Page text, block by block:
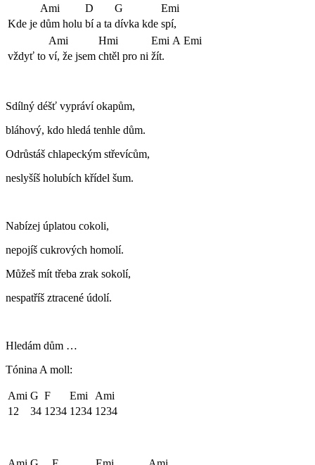
Ami
D G
Emi
Kde je dům holu bí a ta dívka kde spí,
Ami
Hmi Emi A Emi
vždyť to ví, že jsem chtěl pro ni žít.
Sdílný déšť vypráví okapům,
bláhový, kdo hledá tenhle dům.
Odrůstáš chlapeckým střevícům,
neslyšíš holubích křídel šum.
Nabízej úplatou cokoli,
nepojíš cukrových homolí.
Můžeš mít třeba zrak sokolí,
nespatříš ztracené údolí.
Hledám dům …
Tónina A moll:
Ami G F Emi
Ami
12
34 1234 1234 1234